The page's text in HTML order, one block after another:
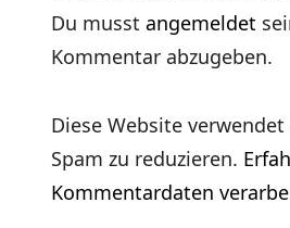
Du musstangemeldet
Kommentar abzugeben.
Diese Website
Spam zu reduzieren.
Kommentardaten